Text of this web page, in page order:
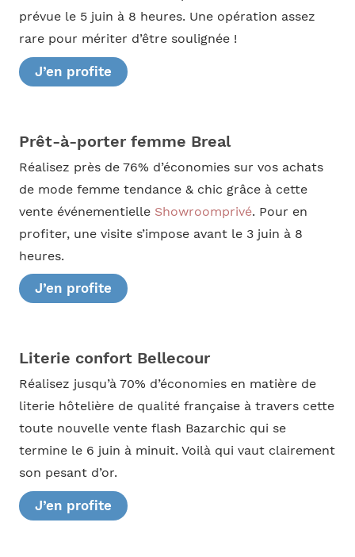
prévue le 5 juin à 8 heures. Une opération assez
rare pour mériter d’être soulignée !
J’en profite
Prêt-à-porter femme Breal
Réalisez près de 76% d’économies sur vos achats
de mode femme tendance & chic grâce à cette
vente événementielle Showroomprivé. Pour en
profiter, une visite s’impose avant le 3 juin à 8
heures.
J’en profite
Literie confort Bellecour
Réalisez jusqu’à 70% d’économies en matière de
literie hôtelière de qualité française à travers cette
toute nouvelle vente flash Bazarchic qui se
termine le 6 juin à minuit. Voilà qui vaut clairement
son pesant d’or.
J’en profite